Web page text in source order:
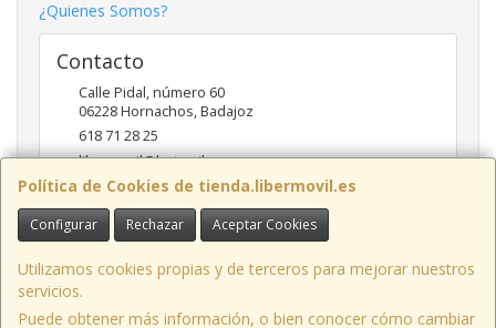
Política de Cookies de tienda.libermovil.es
Configurar Rechazar Aceptar Cookies
Utilizamos cookies propias y de terceros para mejorar nuestros
servicios.
Puede obtener más información, o bien conocer cómo cambiar
¿Quienes Somos?
Contacto
Calle Pidal, número 60
06228Hornachos,Badajoz
618 71 28 25
libermovil@hotmail.com
Horario
De Lunes a Viernes 10:00 a 14:00 - 17;30 a 20;30